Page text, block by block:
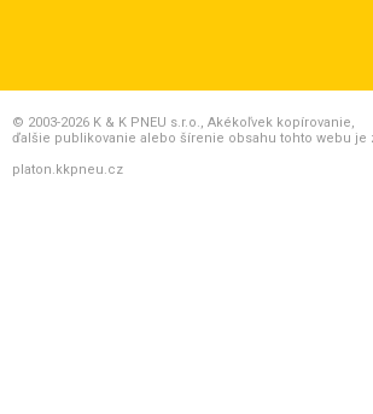
© 2003-2026 K & K PNEU s.r.o., Akékoľvek kopírovanie,
ďalšie publikovanie alebo šírenie obsahu tohto webu je
platon.kkpneu.cz